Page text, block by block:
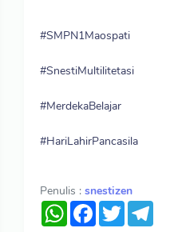
#SMPN1Maospati
#SnestiMultilitetasi
#MerdekaBelajar
#HariLahirPancasila
Penulis : snestizen
WhatsAppFacebook
Twitter